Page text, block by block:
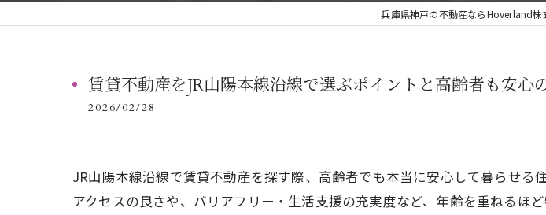
兵庫県神戸の不動産ならHoverland株
賃貸不動産をJR山陽本線沿線で選ぶポイントと高齢者も安心
2026/02/28
JR山陽本線沿線で賃貸不動産を探す際、高齢者でも本当に安心して暮らせ
アクセスの良さや、バリアフリー・生活支援の充実度など、年齢を重ねるほ